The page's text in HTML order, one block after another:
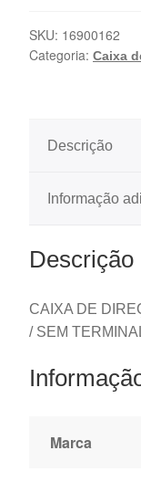
SKU: 16900162
Categoria: Caixa
Descrição
Informação
Descrição
CAIXA DE
/ SEM
Marca